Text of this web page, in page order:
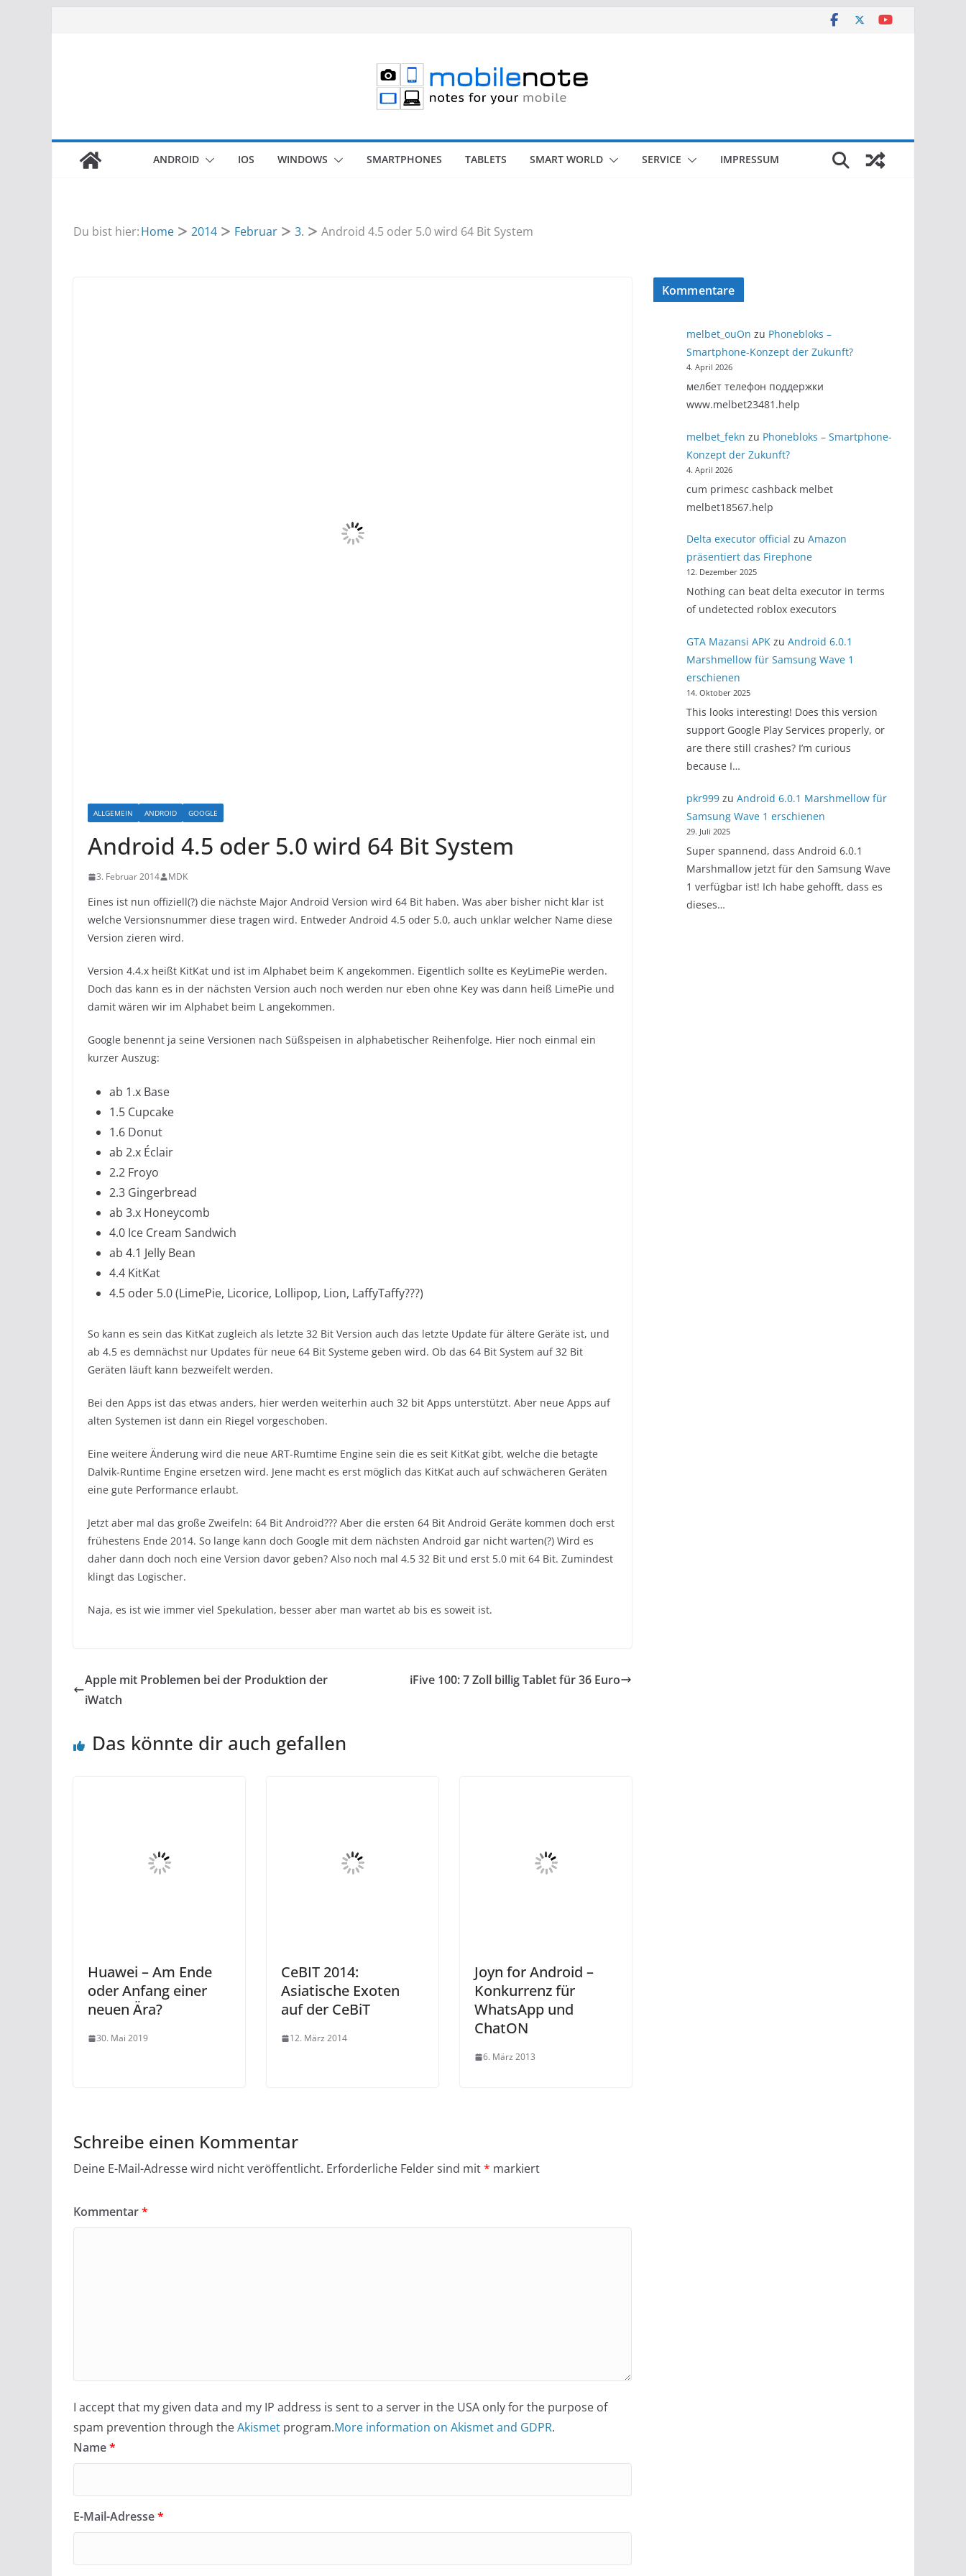
ANDROID IOS WINDOWS SMARTPHONES TABLETS SMART WORLD SERVICE IMPRESSUM
Du bist hier:Home 2014 Februar 3. Android 4.5 oder 5.0 wird 64 Bit System
ALLGEMEIN ANDROID GOOGLE
Android 4.5 oder 5.0 wird 64 Bit System
3. Februar 2014 MDK
Eines ist nun offiziell(?) die nächste Major Android Version wird 64 Bit haben. Was aber bisher nicht klar ist
welche Versionsnummer diese tragen wird. Entweder Android 4.5 oder 5.0, auch unklar welcher Name diese
Version zieren wird.
Version 4.4.x heißt KitKat und ist im Alphabet beim K angekommen. Eigentlich sollte es KeyLimePie werden.
Doch das kann es in der nächsten Version auch noch werden nur eben ohne Key was dann heiß LimePie und
damit wären wir im Alphabet beim L angekommen.
Google benennt ja seine Versionen nach Süßspeisen in alphabetischer Reihenfolge. Hier noch einmal ein
kurzer Auszug:
ab 1.x Base
1.5 Cupcake
1.6 Donut
ab 2.x Éclair
2.2 Froyo
2.3 Gingerbread
ab 3.x Honeycomb
4.0 Ice Cream Sandwich
ab 4.1 Jelly Bean
4.4 KitKat
4.5 oder 5.0 (LimePie, Licorice, Lollipop, Lion, LaffyTaffy???)
So kann es sein das KitKat zugleich als letzte 32 Bit Version auch das letzte Update für ältere Geräte ist, und
ab 4.5 es demnächst nur Updates für neue 64 Bit Systeme geben wird. Ob das 64 Bit System auf 32 Bit
Geräten läuft kann bezweifelt werden.
Bei den Apps ist das etwas anders, hier werden weiterhin auch 32 bit Apps unterstützt. Aber neue Apps auf
alten Systemen ist dann ein Riegel vorgeschoben.
Eine weitere Änderung wird die neue ART-Rumtime Engine sein die es seit KitKat gibt, welche die betagte
Dalvik-Runtime Engine ersetzen wird. Jene macht es erst möglich das KitKat auch auf schwächeren Geräten
eine gute Performance erlaubt.
Jetzt aber mal das große Zweifeln: 64 Bit Android??? Aber die ersten 64 Bit Android Geräte kommen doch erst
frühestens Ende 2014. So lange kann doch Google mit dem nächsten Android gar nicht warten(?) Wird es
daher dann doch noch eine Version davor geben? Also noch mal 4.5 32 Bit und erst 5.0 mit 64 Bit. Zumindest
klingt das Logischer.
Naja, es ist wie immer viel Spekulation, besser aber man wartet ab bis es soweit ist.
Apple mit Problemen bei der Produktion der
iWatch
iFive 100: 7 Zoll billig Tablet für 36 Euro
Das könnte dir auch gefallen
Huawei – Am Ende
oder Anfang einer
neuen Ära?
30. Mai 2019
CeBIT 2014:
Asiatische Exoten
auf der CeBiT
12. März 2014
Joyn for Android –
Konkurrenz für
WhatsApp und
ChatON
6. März 2013
Schreibe einen Kommentar
Deine E-Mail-Adresse wird nicht veröffentlicht. Erforderliche Felder sind mit* markiert
Kommentar*
I accept that my given data and my IP address is sent to a server in the USA only for the purpose of
spam prevention through theAkismet program.More information on Akismet and GDPR.
Name*
E-Mail-Adresse*
Kommentare
melbet_ouOn zu Phonebloks –
Smartphone-Konzept der Zukunft?
4. April 2026
мелбет телефон поддержки
www.melbet23481.help
melbet_fekn zu Phonebloks – Smartphone-
Konzept der Zukunft?
4. April 2026
cum primesc cashback melbet
melbet18567.help
Delta executor official zu Amazon
präsentiert das Firephone
12. Dezember 2025
Nothing can beat delta executor in terms
of undetected roblox executors
GTA Mazansi APKzu Android 6.0.1
Marshmellow für Samsung Wave 1
erschienen
14. Oktober 2025
This looks interesting! Does this version
support Google Play Services properly, or
are there still crashes? I’m curious
because I…
pkr999zu Android 6.0.1 Marshmellow für
Samsung Wave 1 erschienen
29. Juli 2025
Super spannend, dass Android 6.0.1
Marshmallow jetzt für den Samsung Wave
1 verfügbar ist! Ich habe gehofft, dass es
dieses…